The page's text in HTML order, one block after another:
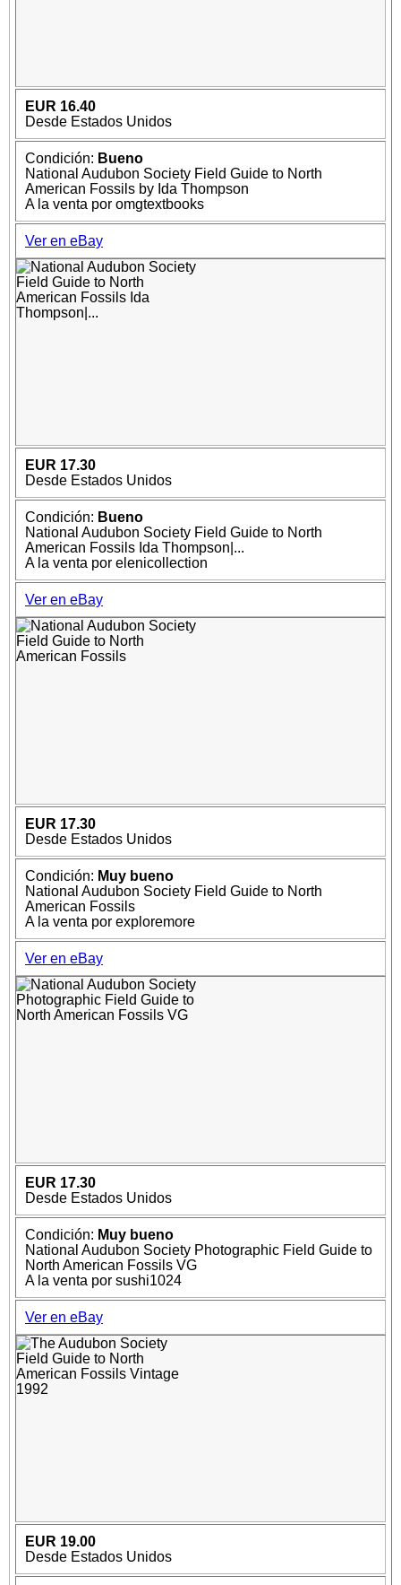
EUR 16.40
Desde Estados Unidos
Condición: Bueno
National Audubon Society Field Guide to North
American Fossils by Ida Thompson
A la venta por omgtextbooks
Ver en eBay
EUR 17.30
Desde Estados Unidos
Condición: Bueno
National Audubon Society Field Guide to North
American Fossils Ida Thompson|...
A la venta por elenicollection
Ver en eBay
EUR 17.30
Desde Estados Unidos
Condición: Muy bueno
National Audubon Society Field Guide to North
American Fossils
A la venta por exploremore
Ver en eBay
EUR 17.30
Desde Estados Unidos
Condición: Muy bueno
National Audubon Society Photographic Field Guide to
North American Fossils VG
A la venta por sushi1024
Ver en eBay
EUR 19.00
Desde Estados Unidos